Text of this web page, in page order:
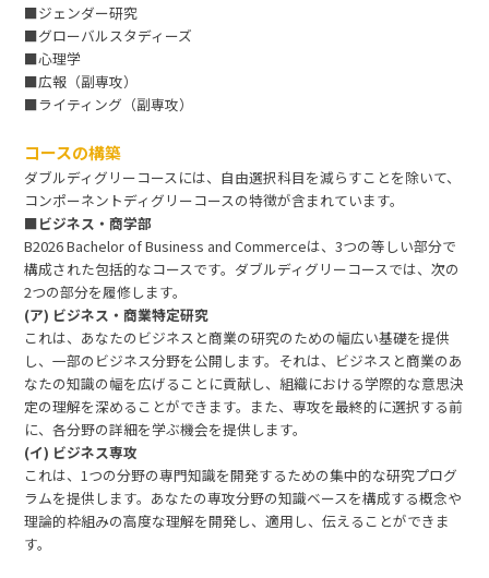
■ジェンダー研究
■グローバルスタディーズ
■心理学
■広報（副専攻）
■ライティング（副専攻）
コースの構築
ダブルディグリーコースには、自由選択科目を減らすことを除いて、
コンポーネントディグリーコースの特徴が含まれています。
■ビジネス・商学部
B2026 Bachelor of Business and Commerceは、3つの等しい部分で
構成された包括的なコースです。ダブルディグリーコースでは、次の
2つの部分を履修します。
(ア) ビジネス・商業特定研究
これは、あなたのビジネスと商業の研究のための幅広い基礎を提供
し、一部のビジネス分野を公開します。それは、ビジネスと商業のあ
なたの知識の幅を広げることに貢献し、組織における学際的な意思決
定の理解を深めることができます。また、専攻を最終的に選択する前
に、各分野の詳細を学ぶ機会を提供します。
(イ) ビジネス専攻
これは、1つの分野の専門知識を開発するための集中的な研究プログ
ラムを提供します。あなたの専攻分野の知識ベースを構成する概念や
理論的枠組みの高度な理解を開発し、適用し、伝えることができま
す。